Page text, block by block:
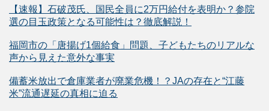
【速報】石破茂氏、国民全員に2万円給付を表明か？参院
選の目玉政策となる可能性は？徹底解説！
福岡市の「唐揚げ1個給食」問題、子どもたちのリアルな
声から見えた意外な事実
備蓄米放出で倉庫業者が廃業危機！？JAの存在と“江藤
米”流通遅延の真相に迫る